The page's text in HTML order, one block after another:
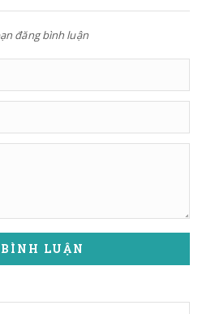
đăng bình luận
LUẬN